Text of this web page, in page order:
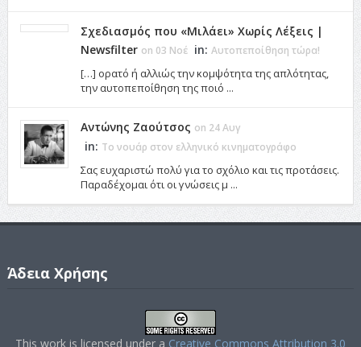
Σχεδιασμός που «Μιλάει» Χωρίς Λέξεις |
Newsfilter on 03 Νοέ in: Αυτοπεποίθηση τώρα!
[…] ορατό ή αλλιώς την κομψότητα της απλότητας,
την αυτοπεποίθηση της ποιό ...
Αντώνης Ζαούτσος on 24 Αυγ
in: Το νουάρ στον ελληνικό κινηματογράφο
Σας ευχαριστώ πολύ για το σχόλιο και τις προτάσεις.
Παραδέχομαι ότι οι γνώσεις μ ...
Άδεια Χρήσης
This work is licensed under a Creative Commons Attribution 3.0